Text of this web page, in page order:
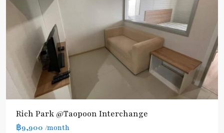
Rich Park @Taopoon Interchange
฿9,900 /month